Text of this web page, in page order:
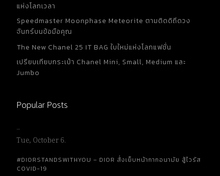
แห่งโลกเวลา
Speedmaster Moonphase Meteorite ตามติดดิถีดวง
จันทร์บนข้อมือคุณ
The New Chanel 25 IT BAG ใบใหม่แห่งโลกแฟชั่น
เปรียบเทียบกระเป๋า Chanel Mini, Small, Medium และ
Jumbo
Popular Posts
…
Tue, October 6.
#DIORSTANDSWITHYOU – DIOR สั่งเย็บหน้ากากอนามัย สู้ไวรัส
COVID-19